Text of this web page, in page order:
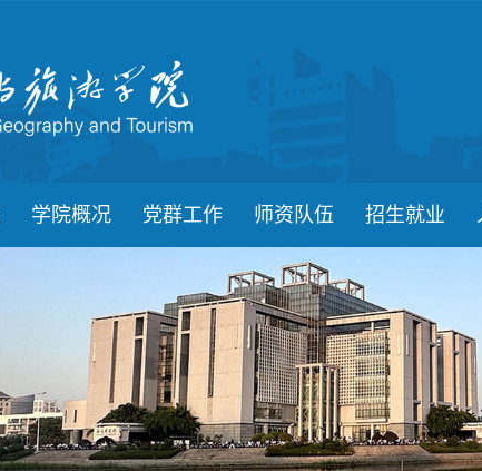
学院概况 党群工作 师资队伍 招生就业